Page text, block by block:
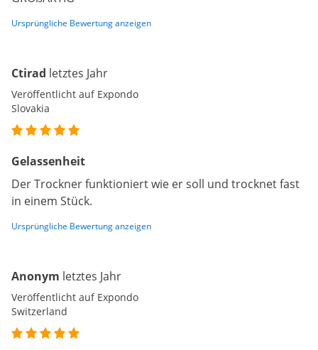
Ursprüngliche Bewertung anzeigen
Ctirad letztes Jahr
Veröffentlicht auf Expondo
Slovakia
Gelassenheit
Der Trockner funktioniert wie er soll und trocknet fast
in einem Stück.
Ursprüngliche Bewertung anzeigen
Anonym letztes Jahr
Veröffentlicht auf Expondo
Switzerland